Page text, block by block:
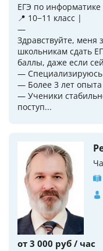
ЕГЭ по информатике
📍 10−11 класс |
—
Здравствуйте, меня
школьникам сдать
баллы, даже если
— Специализируюсь
— Более 3 лет опыта
— Ученики
поступ...
от 3 000 руб / час